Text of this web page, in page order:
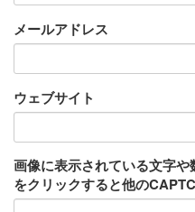
メールアドレス
ウェブサイト
画像に表示されている文字
をクリックすると他の